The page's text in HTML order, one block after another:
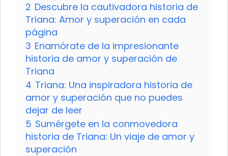
2 Descubre la cautivadora historia de
Triana: Amor y superación en cada
página
3 Enamórate de la impresionante
historia de amor y superación de
Triana
4 Triana: Una inspiradora historia de
amor y superación que no puedes
dejar de leer
5 Sumérgete en la conmovedora
historia de Triana: Un viaje de amor y
superación